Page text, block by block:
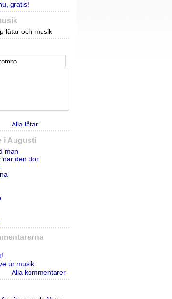
gratis!
Alla låtar
i Augusti
man
när den dör
ur musik
Alla kommentarer